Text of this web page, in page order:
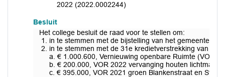
2022 (2022.0002244)
Besluit
Het college besluit de raad voor te stellen om:
in te stemmen met de bijstelling van het
in te stemmen met de 31e kredietverstrekking van
a. € 1.000.600, Vernieuwing openbare Ruimte (VOR)
b. € 200.000, VOR 2022 vervanging houten
c. € 395.000, VOR 2021 groen Blankenstraat en